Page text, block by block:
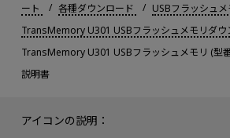
ート
各種ダウンロード
USBフラッシュ
TransMemory U301 USBフラッシュメモリダウ
TransMemory U301 USBフラッシュメモリ (型
説明書
アイコンの説明：